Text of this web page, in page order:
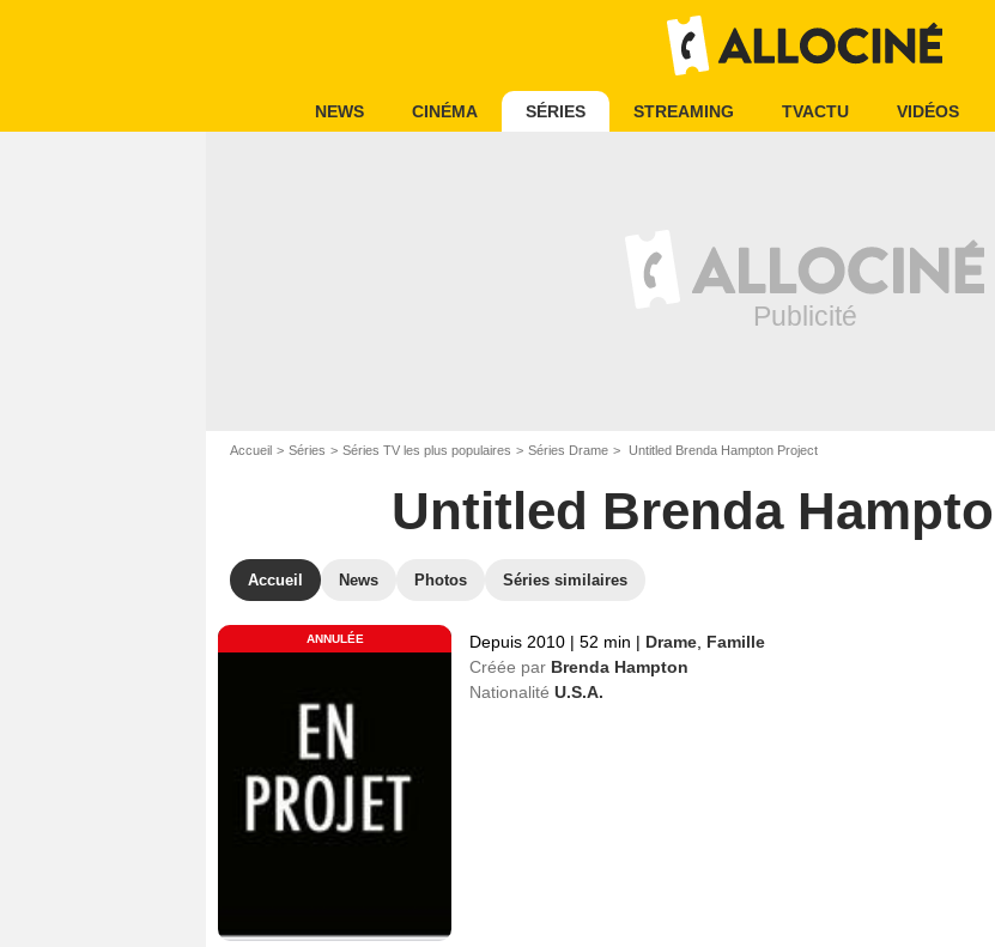
NEWS CINÉMA SÉRIES STREAMING TVACTU VIDÉOS
Accueil Séries Séries TV les plus populaires Séries Drame Untitled Brenda Hampton Project
Untitled Brenda
Accueil News Photos Séries similaires
ANNULÉE Depuis 2010 | 52 min | Drame Famille
Créée par Brenda Hampton
Nationalité U.S.A.